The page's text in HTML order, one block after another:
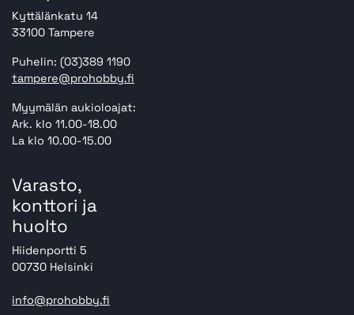
Kyttälänkatu 14
33100 Tampere
Puhelin: (03)389 1190
tampere@prohobby.fi
Myymälän aukioloajat:
Ark. klo 11.00-18.00
La klo 10.00-15.00
Varasto,
konttori ja
huolto
Hiidenportti 5
00730 Helsinki
info@prohobby.fi